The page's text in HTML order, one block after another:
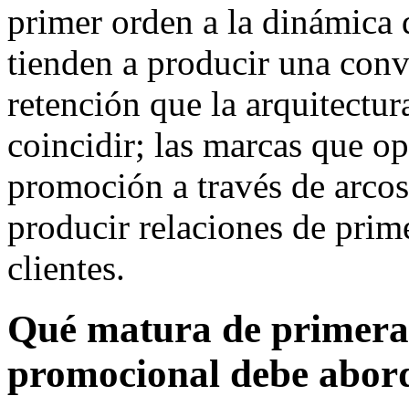
primer orden a la dinámica
tienden a producir una
retención que la
coincidir; las marcas que
promoción a través de
producir relaciones de
clientes.
Qué matura de
promocional debe